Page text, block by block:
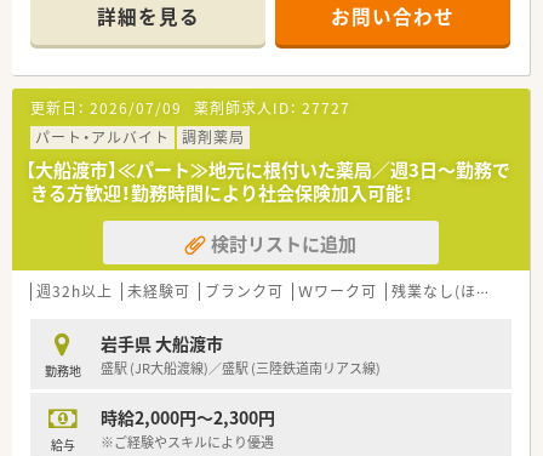
詳細を見る お問い合わせ
更新日： 2026/07/09 薬剤師求人ID： 27727
パート・アルバイト
調剤薬局
【大船渡市】≪パート≫地元に根付いた薬局／週3日～勤務で
きる方歓迎！勤務時間により社会保険加入可能！
検討リストに追加
週32h以上 未経験可 ブランク可 Ｗワーク可 残業なし(ほぼなし含む)
勤務地
岩手県 大船渡市
盛駅 (JR大船渡線)／盛駅 (三陸鉄道南リアス線)
給与
時給2,000円～2,300円
※ご経験やスキルにより優遇